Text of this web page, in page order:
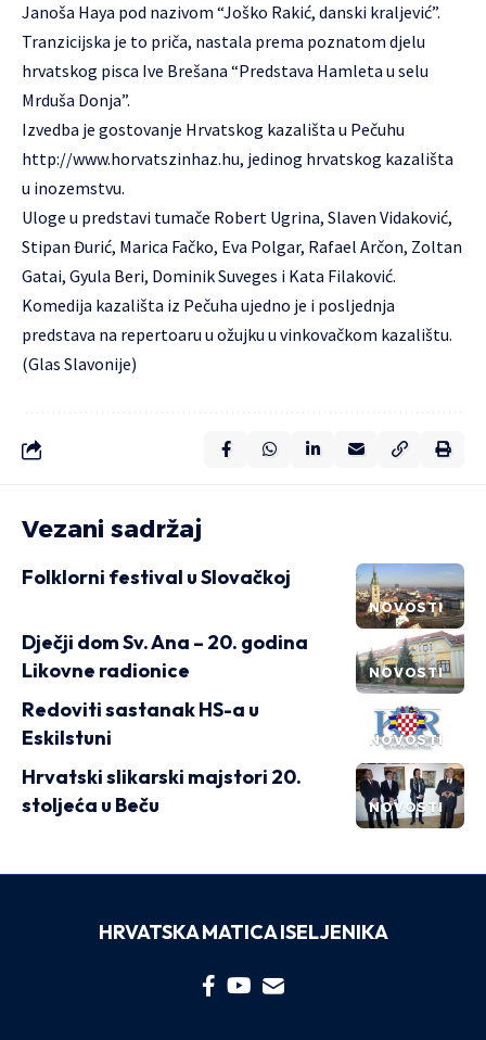
Janoša Haya pod nazivom “Joško Rakić, danski kraljević”.
Tranzicijska je to priča, nastala prema poznatom djelu
hrvatskog pisca Ive Brešana “Predstava Hamleta u selu
Mrduša Donja”.
Izvedba je gostovanje Hrvatskog kazališta u Pečuhu
http://www.horvatszinhaz.hu, jedinog hrvatskog kazališta
u inozemstvu.
Uloge u predstavi tumače Robert Ugrina, Slaven Vidaković,
Stipan Đurić, Marica Fačko, Eva Polgar, Rafael Arčon, Zoltan
Gatai, Gyula Beri, Dominik Suveges i Kata Filaković.
Komedija kazališta iz Pečuha ujedno je i posljednja
predstava na repertoaru u ožujku u vinkovačkom kazalištu.
(Glas Slavonije)
Vezani sadržaj
NOVOSTI
Folklorni festival u Slovačkoj
NOVOSTI
Dječji dom Sv. Ana – 20. godina
Likovne radionice
NOVOSTI
Redoviti sastanak HS-a u
Eskilstuni
NOVOSTI
Hrvatski slikarski majstori 20.
stoljeća u Beču
HRVATSKA MATICA ISELJENIKA